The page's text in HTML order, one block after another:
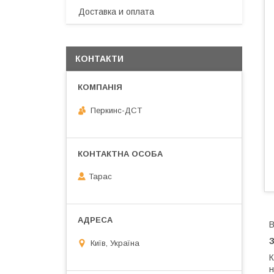
Доставка и оплата
КОНТАКТИ
Перкинс-ДСТ
Тарас
Київ, Україна